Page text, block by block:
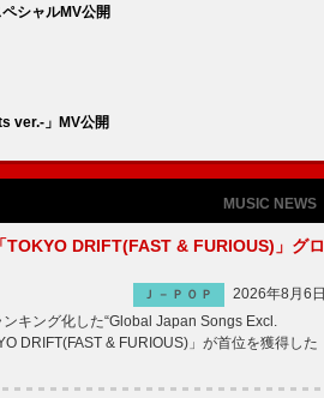
シャルMV公開
ver.-」MV公開
MUSIC NEWS
TOKYO DRIFT(FAST & FURIOUS)」グロ
Ｊ－ＰＯＰ
2026年8月6日
キング化した“Global Japan Songs Excl.
DRIFT(FAST & FURIOUS)」が首位を獲得した